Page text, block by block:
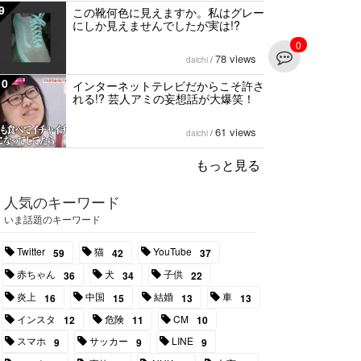
0
この靴何色に見えますか。私はグレー
にしか見えませんでしたが実は!?
daichi / 78 views
インターネットテレビだからこそ許さ
れる!? 芸人アミの妄想話が大爆笑！
daichi / 61 views
もっと見る
人気のキーワード
いま話題のキーワード
Twitter 59 猫 42 YouTube 37
赤ちゃん 36 犬 34 子供 22
炎上 16 中国 15 結婚 13 車 13
インスタ 12 危険 11 CM 10
スマホ 9 サッカー 9 LINE 9